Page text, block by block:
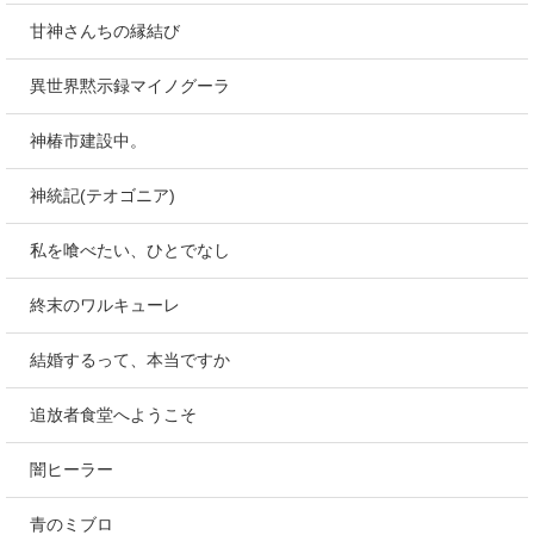
甘神さんちの縁結び
異世界黙示録マイノグーラ
神椿市建設中。
神統記(テオゴニア)
私を喰べたい、ひとでなし
終末のワルキューレ
結婚するって、本当ですか
追放者食堂へようこそ
闇ヒーラー
青のミブロ